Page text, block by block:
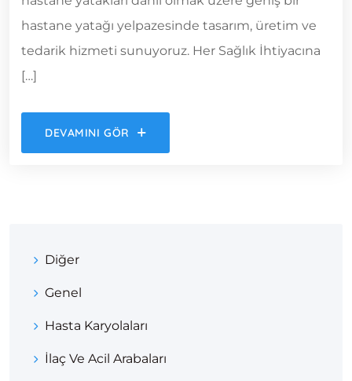
hastane yatağı yelpazesinde tasarım, üretim ve
tedarik hizmeti sunuyoruz. Her Sağlık İhtiyacına
[…]
DEVAMINI GÖR
Diğer
Genel
Hasta Karyolaları
İlaç Ve Acil Arabaları